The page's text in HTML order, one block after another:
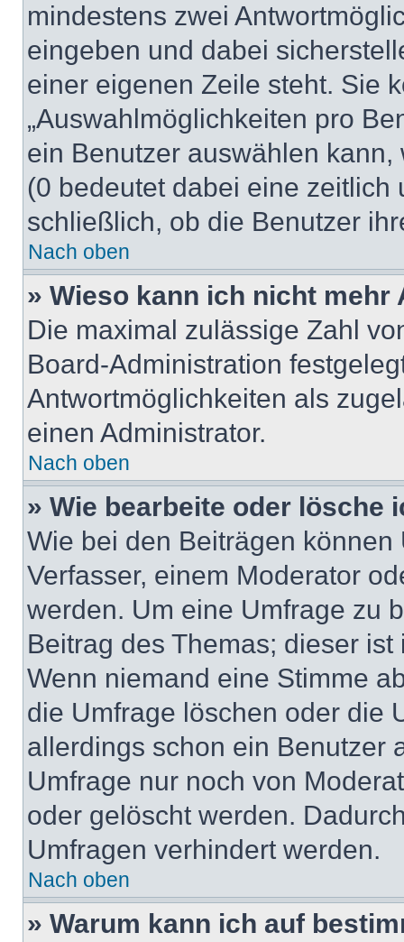
mindestens zwei
eingeben und dabei
einer eigenen Zeile steht. Sie
„Auswahlmöglichkeiten pro
ein Benutzer auswählen
(0 bedeutet dabei eine
schließlich, ob die Benutzer
Nach oben
» Wieso kann ich nicht
Die maximal zulässige Zahl
Board-Administration
Antwortmöglichkeiten als
einen Administrator.
Nach oben
» Wie bearbeite oder lösche
Wie bei den Beiträgen
Verfasser, einem Moderator
werden. Um eine Umfrage zu
Beitrag des Themas; dieser
Wenn niemand eine Stimme
die Umfrage löschen oder die
allerdings schon ein Benutzer
Umfrage nur noch von
oder gelöscht werden.
Umfragen verhindert werden.
Nach oben
» Warum kann ich auf